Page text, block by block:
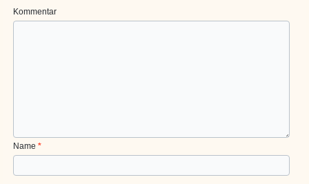
Kommentar
Name*